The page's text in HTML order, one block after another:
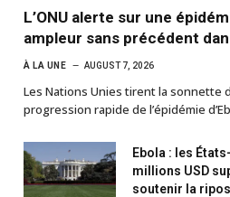
L’ONU alerte sur une
ampleur sans précédent
À LA UNE AUGUST 7, 2026
Les Nations Unies tirent la sonnette
progression rapide de l’épidémie
Ebola : les
millions USD
soutenir la